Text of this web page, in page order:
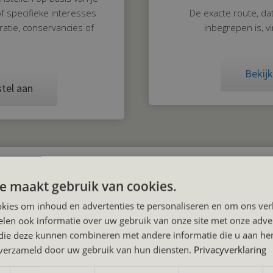
specifieke interesses
conservancies of
aan
De exacte route,
inbegrepen is,
Dan helpen onze voorbeeldroutes je om de
van een compacte Masai Mara safari tot een uitgebreide
pakketten, maar als inspiratie. De uiteindelijke reis
maakt gebruik van cookies.
om inhoud en advertenties te personaliseren en om ons
ook informatie over uw gebruik van onze site met onze
deze kunnen combineren met andere informatie die u aan
door uw gebruik van hun diensten. Privacyverklaring